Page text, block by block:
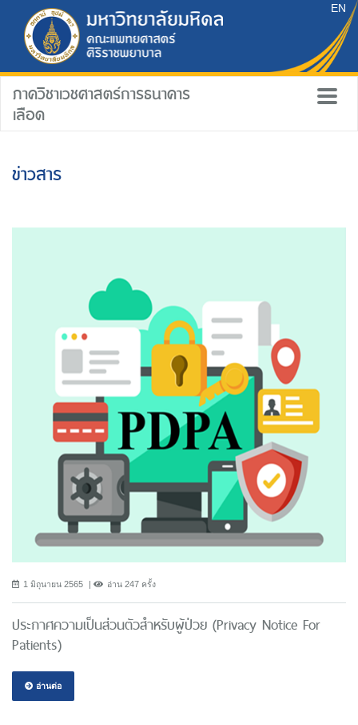
EN
ภาควิชาเวชศาสตร์การธนาคาร
เลือด
ข่าวสาร
1 มิถุนายน 2565 อ่าน 247 ครั้ง
ประกาศความเป็นส่วนตัวสำหรับผู้ป่วย (Privacy Notice For
Patients)
อ่านต่อ